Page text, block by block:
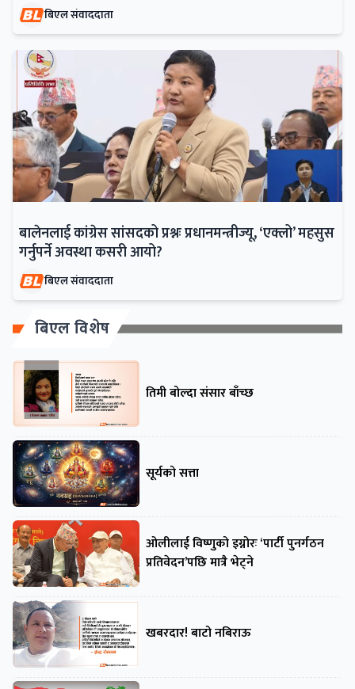
बिएल संवाददाता
बालेनलाई कांग्रेस सांसदको प्रश्नः प्रधानमन्त्रीज्यू, ‘एक्लो’ महसुस
गर्नुपर्ने अवस्था कसरी आयो?
बिएल संवाददाता
बिएल विशेष
तिमी बोल्दा संसार बाँच्छ
सूर्यको सत्ता
ओलीलाई विष्णुको इग्नोरः ‘पार्टी पुनर्गठन
प्रतिवेदन’पछि मात्रै भेट्ने
खबरदार! बाटो नबिराऊ